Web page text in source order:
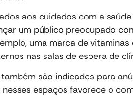
aos cuidados com a
um público preocupado
uma marca de
nas salas de espera de
são indicados para
nesses espaços favorece o